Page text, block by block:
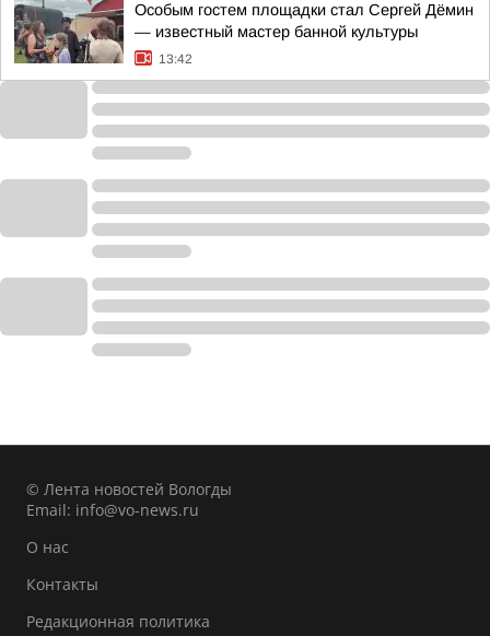
Особым гостем площадки стал Сергей Дёмин
— известный мастер банной культуры
13:42
© Лента новостей Вологды
Email: info@vo-news.ru
О нас
Контакты
Редакционная политика